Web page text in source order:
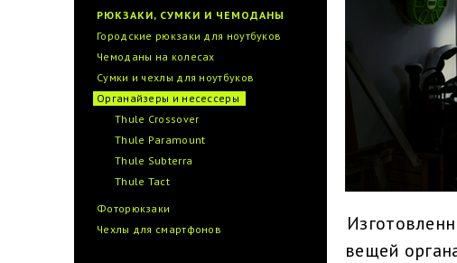
РЮКЗАКИ, СУМКИ И ЧЕМОДАНЫ
Городские рюкзаки для ноутбуков
Чемоданы на колесах
Сумки и чехлы для ноутбуков
Органайзеры и несессеры
Thule Crossover
Thule Paramount
Thule Subterra
Thule Tact
Фоторюкзаки
Чехлы для смартфонов
вещей